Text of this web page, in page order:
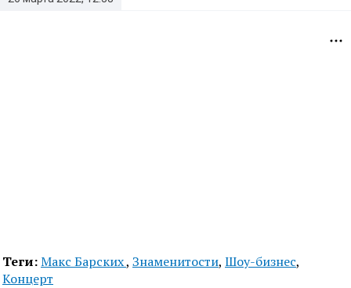
Теги:Макс Барских, Знаменитости, Шоу-бизнес,
Концерт